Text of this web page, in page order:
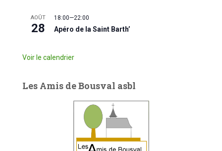
AOÛT
28
18:00—22:00
Apéro de la Saint Barth’
Voir le calendrier
Les Amis de Bousval asbl